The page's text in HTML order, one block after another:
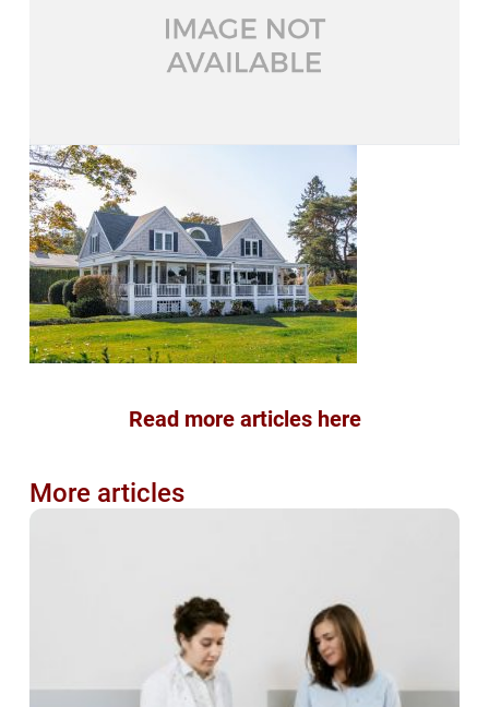
Read more articles here
More articles